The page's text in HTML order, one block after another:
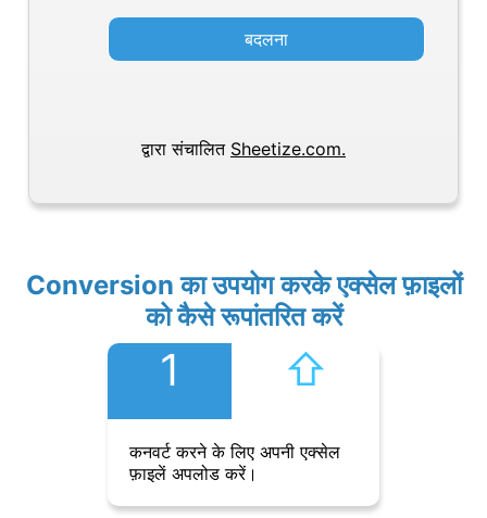
बदलना
द्वारा संचालित Sheetize.com.
Conversion का उपयोग करके एक्सेल फ़ाइलों
को कैसे रूपांतरित करें
1 ⇧︎
कनवर्ट करने के लिए अपनी एक्सेल
फ़ाइलें अपलोड करें।